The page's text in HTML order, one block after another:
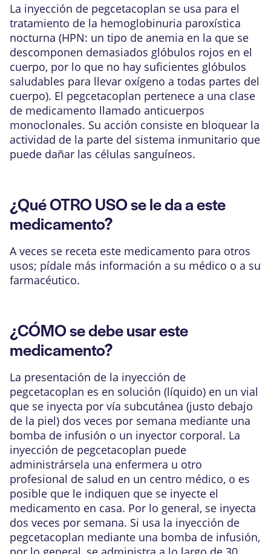
La inyección de pegcetacoplan se usa para el
tratamiento de la hemoglobinuria paroxística
nocturna (HPN: un tipo de anemia en la que se
descomponen demasiados glóbulos rojos en el
cuerpo, por lo que no hay suficientes glóbulos
saludables para llevar oxígeno a todas partes del
cuerpo). El pegcetacoplan pertenece a una clase
de medicamento llamado anticuerpos
monoclonales. Su acción consiste en bloquear la
actividad de la parte del sistema inmunitario que
puede dañar las células sanguíneos.
¿Qué OTRO USO se le da a este
medicamento?
A veces se receta este medicamento para otros
usos; pídale más información a su médico o a su
farmacéutico.
¿CÓMO se debe usar este
medicamento?
La presentación de la inyección de
pegcetacoplan es en solución (líquido) en un vial
que se inyecta por vía subcutánea (justo debajo
de la piel) dos veces por semana mediante una
bomba de infusión o un inyector corporal. La
inyección de pegcetacoplan puede
administrársela una enfermera u otro
profesional de salud en un centro médico, o es
posible que le indiquen que se inyecte el
medicamento en casa. Por lo general, se inyecta
dos veces por semana. Si usa la inyección de
pegcetacoplan mediante una bomba de infusión,